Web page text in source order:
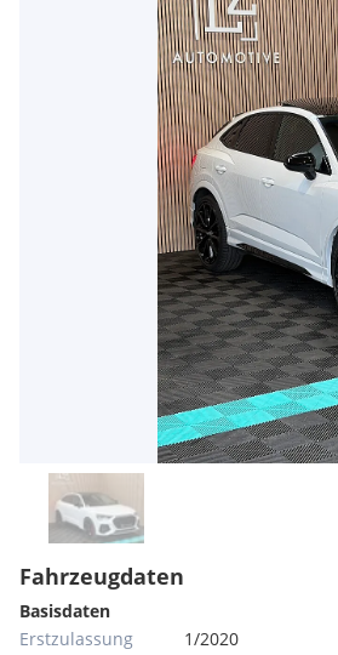
Fahrzeugdaten
Basisdaten
Erstzulassung
1/2020